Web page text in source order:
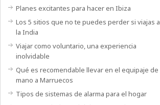
Planes excitantes para hacer en Ibiza
Los 5 sitios que no te puedes perder si viajas a
la India
Viajar como voluntario, una experiencia
inolvidable
Qué es recomendable llevar en el equipaje de
mano a Marruecos
Tipos de sistemas de alarma para el hogar